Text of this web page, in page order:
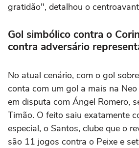
gratidão", detalhou o
Gol simbólico contra o
contra adversário
No atual cenário, com o gol
conta com um gol a mais na
em disputa com Ángel Romero,
Timão. O feito saiu exatamente
especial, o Santos, clube que o
são 11 jogos contra o Peixe e